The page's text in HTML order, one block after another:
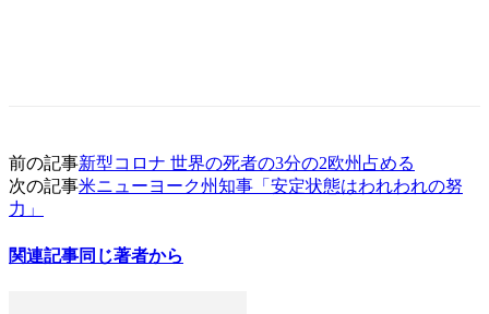
前の記事新型コロナ 世界の死者の3分の2欧州占める
次の記事米ニューヨーク州知事「安定状態はわれわれの努
力」
関連記事同じ著者から